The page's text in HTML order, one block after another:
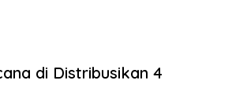
di Distribusikan 4